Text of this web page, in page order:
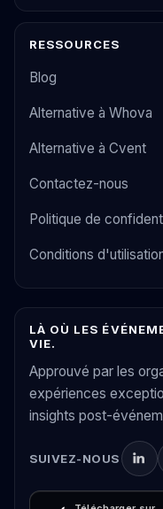
RESSOURCES
Blog
Alternative à Whova
Alternative à Cvent
Contactez-nous
Politique de
Conditions
LÀ OÙ LES
VIE.
Approuvé par les
expériences
insights post-
SUIVEZ-NOUS